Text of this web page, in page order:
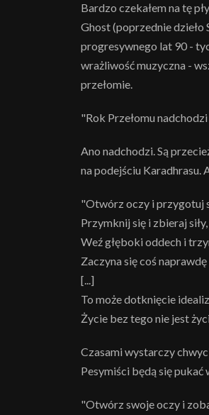
Bardzo czekałem na tę
Ghost (poprzednie
progresywnego lat 90 -
wrażliwość muzyczna -
przełomie.
"Rok Przełomu
Ano nadchodzi. Są
na podejściu Karadhrasu.
"Otwórz oczy i przygotuj
Przymknij się i zbieraj
Weź głęboki oddech i
Zaczyna się coś
[...]
To może dotknięcie
Życie bez tego nie jest
Czasami wystarczy
Pesymiści będą się pukać
"Otwórz swoje oczy i